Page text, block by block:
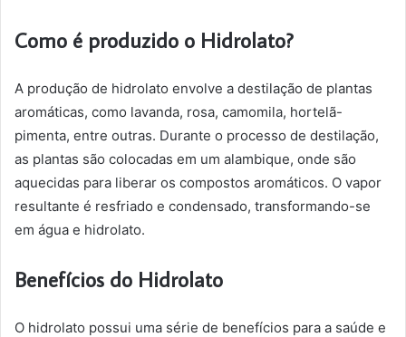
Como é produzido o Hidrolato?
A produção de hidrolato envolve a destilação de plantas
aromáticas, como lavanda, rosa, camomila, hortelã-
pimenta, entre outras. Durante o processo de destilação,
as plantas são colocadas em um alambique, onde são
aquecidas para liberar os compostos aromáticos. O vapor
resultante é resfriado e condensado, transformando-se
em água e hidrolato.
Benefícios do Hidrolato
O hidrolato possui uma série de benefícios para a saúde e